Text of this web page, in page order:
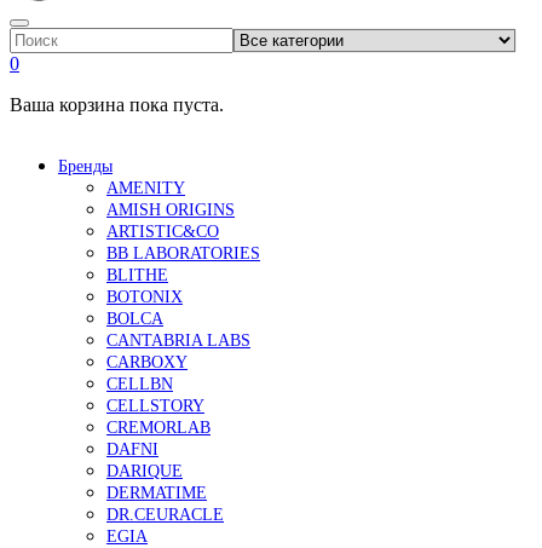
0
Ваша корзина пока пуста.
Бренды
AMENITY
AMISH ORIGINS
ARTISTIC&CO
BB LABORATORIES
BLITHE
BOTONIX
BOLCA
CANTABRIA LABS
CARBOXY
CELLBN
CELLSTORY
CREMORLAB
DAFNI
DARIQUE
DERMATIME
DR.CEURACLE
EGIA